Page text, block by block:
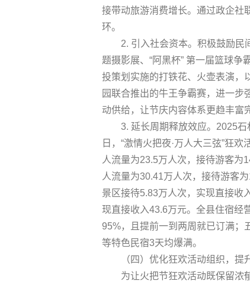
接带动旅游消费增长。通过政企社
环。
2. 引入社会资本。积极鼓励民
题摄影展、“阿黑杯” 第一届篮球
投策划实施的打铁花、火壶表演，
园联合推出的牛王争霸赛，进一
动供给，让节庆内容体系更趋丰富
3. 延长周期释放效应。2025
日，“激情火把夜·万人大三弦”狂
人流量为23.5万人次，接待游客为
人流量为30.41万人次，接待游客
景区接待5.83万人次，实现直接收
现直接收入43.6万元。全县住宿经
95%，且提前一到两周就已订满；
等特色民宿3天均爆满。
（四）优化狂欢活动组织，提
为让火把节狂欢活动既保留浓